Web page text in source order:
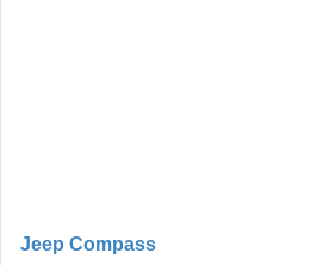
Jeep Compass